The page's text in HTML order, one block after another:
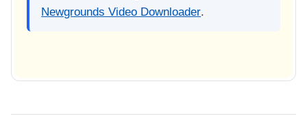
Newgrounds Video Downloader.